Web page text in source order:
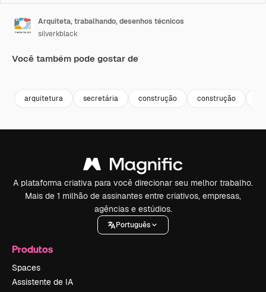
Arquiteta, trabalhando, desenhos técnicos
silverkblack
Você também pode gostar de
arquitetura secretária construção construção
A plataforma criativa para você direcionar seu melhor trabalho.
Mais de 1 milhão de assinantes entre criativos, empresas,
agências e estúdios.
Português
Produtos
Spaces
Assistente de IA